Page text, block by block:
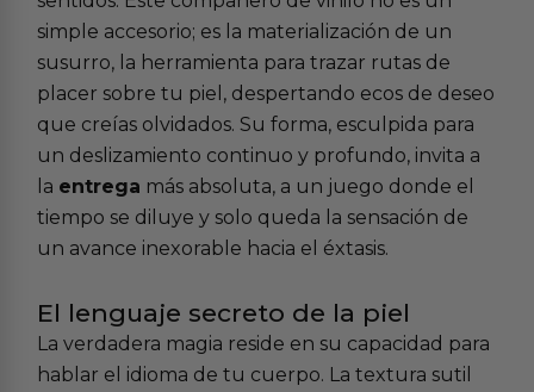
simple accesorio; es la materialización de un
susurro, la herramienta para trazar rutas de
placer sobre tu piel, despertando ecos de deseo
que creías olvidados. Su forma, esculpida para
un deslizamiento continuo y profundo, invita a
la entrega más absoluta, a un juego donde el
tiempo se diluye y solo queda la sensación de
un avance inexorable hacia el éxtasis.
El lenguaje secreto de la piel
La verdadera magia reside en su capacidad para
hablar el idioma de tu cuerpo. La textura sutil